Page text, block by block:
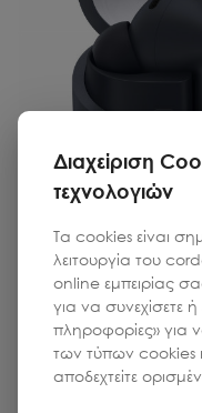
SAMSUNG
Samsung Galaxy Buds
Διαχείριση
τεχνολογιών
Τα cookies είναι
λειτουργία του
online εμπειρίας
για να συνεχίσετε ή
πληροφορίες» για
των τύπων cookies
αποδεχτείτε